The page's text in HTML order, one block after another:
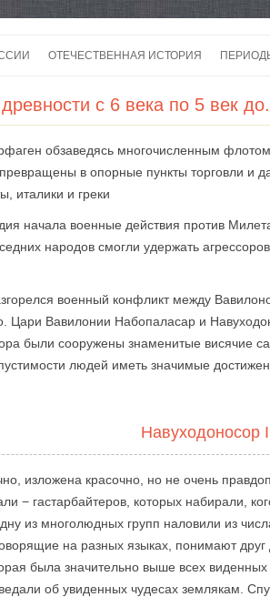
ОТЕЧЕСТВЕННАЯ ИСТОРИЯ
с 6 века по 5 век
обзаведясь многочисленным
в опорные пункты торговли и
италики и греки
начала военные действия против
народов смогли удержать
военный конфликт между
Цари Вавилонии Набопаласар и
были сооружены знаменитые висячие
людей иметь значимые
Навуходоносор
изложена красочно, но не очень
− гастарбайтеров, которых набирали,
из многолюдных групп наловили из
на разных языках, понимают
была значительно выше всех
об увиденных чудесах землякам.